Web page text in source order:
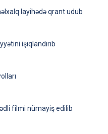
layihədə qrant udub
işıqlandırıb
filmi nümayiş edilib